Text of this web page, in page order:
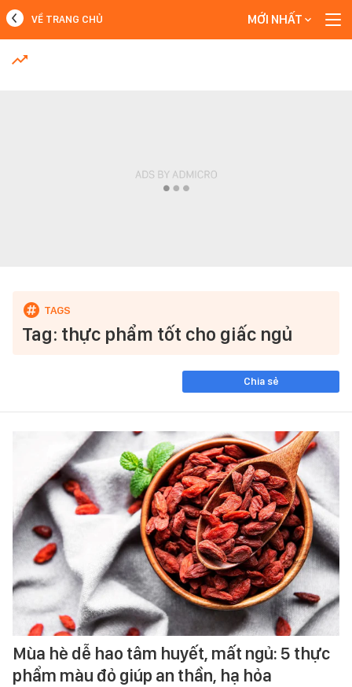
MỚI NHẤT
VỀ TRANG CHỦ MỚI NHẤT
Tag: thực phẩm tốt cho giấc ngủ
Chia sẻ
Mùa hè dễ hao tâm huyết, mất ngủ: 5 thực
phẩm màu đỏ giúp an thần, hạ hỏa